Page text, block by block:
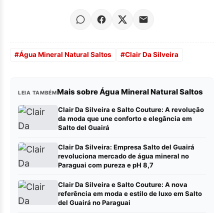
#Água Mineral Natural Saltos #Clair Da Silveira
LEIA TAMBÉMMais sobre Água Mineral Natural Saltos
Clair Da Silveira e Salto Couture: A revolução
da moda que une conforto e elegância em
Salto del Guairá
Clair Da Silveira: Empresa Salto del Guairá
revoluciona mercado de água mineral no
Paraguai com pureza e pH 8,7
Clair Da Silveira e Salto Couture: A nova
referência em moda e estilo de luxo em Salto
del Guairá no Paraguai